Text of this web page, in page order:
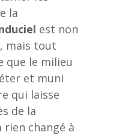
la
est non
mais tout
que le milieu
et muni
qui laisse
de la
rien changé à